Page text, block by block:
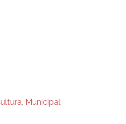
, Municipal